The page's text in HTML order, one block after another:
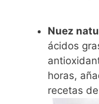
Nuez
ácidos
horas,
recetas